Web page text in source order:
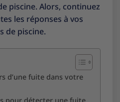
piscine. Alors, continuez
les réponses à vos
de piscine.
d’une fuite dans votre